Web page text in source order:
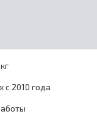
с 2010 года